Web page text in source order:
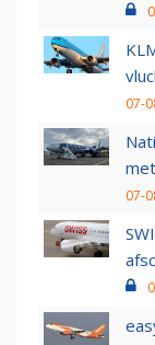
07-
07-